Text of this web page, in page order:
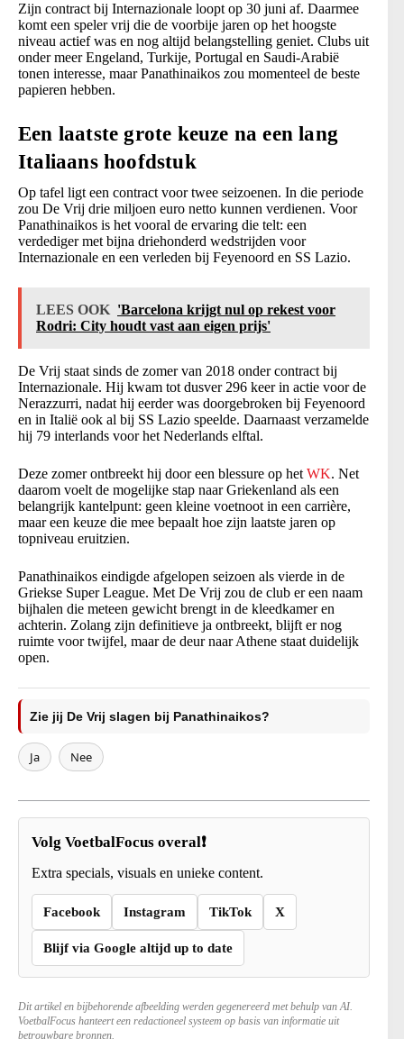
Zijn contract bij Internazionale loopt op 30 juni af. Daarmee
komt een speler vrij die de voorbije jaren op het hoogste
niveau actief was en nog altijd belangstelling geniet. Clubs uit
onder meer Engeland, Turkije, Portugal en Saudi-Arabië
tonen interesse, maar Panathinaikos zou momenteel de beste
papieren hebben.
Een laatste grote keuze na een lang
Italiaans hoofdstuk
Op tafel ligt een contract voor twee seizoenen. In die periode
zou De Vrij drie miljoen euro netto kunnen verdienen. Voor
Panathinaikos is het vooral de ervaring die telt: een
verdediger met bijna driehonderd wedstrijden voor
Internazionale en een verleden bij Feyenoord en SS Lazio.
LEES OOK 'Barcelona krijgt nul op rekest voor
Rodri: City houdt vast aan eigen prijs'
De Vrij staat sinds de zomer van 2018 onder contract bij
Internazionale. Hij kwam tot dusver 296 keer in actie voor de
Nerazzurri, nadat hij eerder was doorgebroken bij Feyenoord
en in Italië ook al bij SS Lazio speelde. Daarnaast verzamelde
hij 79 interlands voor het Nederlands elftal.
Deze zomer ontbreekt hij door een blessure op het WK. Net
daarom voelt de mogelijke stap naar Griekenland als een
belangrijk kantelpunt: geen kleine voetnoot in een carrière,
maar een keuze die mee bepaalt hoe zijn laatste jaren op
topniveau eruitzien.
Panathinaikos eindigde afgelopen seizoen als vierde in de
Griekse Super League. Met De Vrij zou de club er een naam
bijhalen die meteen gewicht brengt in de kleedkamer en
achterin. Zolang zijn definitieve ja ontbreekt, blijft er nog
ruimte voor twijfel, maar de deur naar Athene staat duidelijk
open.
Zie jij De Vrij slagen bij Panathinaikos?
Ja Nee
Volg VoetbalFocus overal❗
Extra specials, visuals en unieke content.
Facebook Instagram TikTok X
Blijf via Google altijd up to date
Dit artikel en bijbehorende afbeelding werden gegenereerd met behulp van AI.
VoetbalFocus hanteert een redactioneel systeem op basis van informatie uit
betrouwbare bronnen.